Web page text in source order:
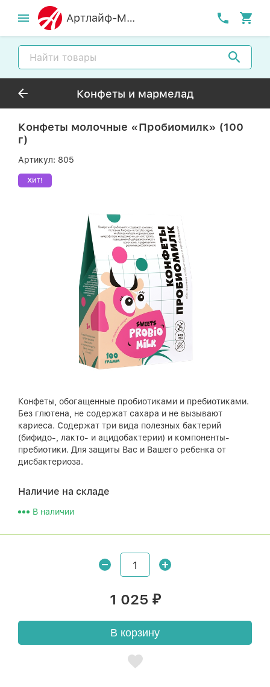
Артлайф-MСК
Конфеты и мармелад
Конфеты молочные «Пробиомилк» (100
г)
Артикул: 805
Хит!
Конфеты, обогащенные пробиотиками и пребиотиками.
Без глютена, не содержат сахара и не вызывают
кариеса. Содержат три вида полезных бактерий
(бифидо-, лакто- и ацидобактерии) и компоненты-
пребиотики. Для защиты Вас и Вашего ребенка от
дисбактериоза.
Наличие на складе
В наличии
1 025 ₽
В корзину